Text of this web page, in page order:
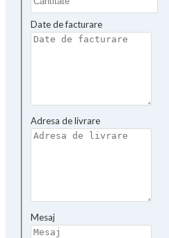
Date de facturare
Adresa de livrare
Mesaj